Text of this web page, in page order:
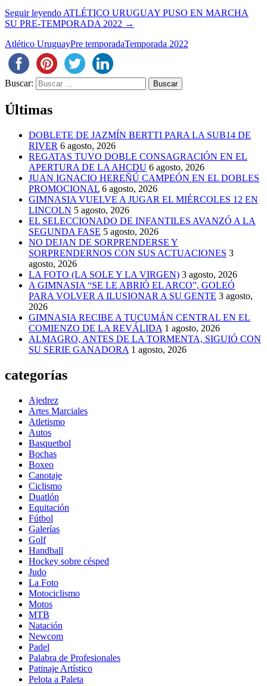
Seguir leyendo ATLÉTICO URUGUAY PUSO EN MARCHA
SU PRE-TEMPORADA 2022 →
Atlético UruguayPre temporadaTemporada 2022
Buscar:
Últimas
DOBLETE DE JAZMÍN BERTTI PARA LA SUB14 DE
RIVER 6 agosto, 2026
REGATAS TUVO DOBLE CONSAGRACIÓN EN EL
APERTURA DE LA AHCDU 6 agosto, 2026
JUAN IGNACIO HEREÑÚ CAMPEÓN EN EL DOBLES
PROMOCIONAL 6 agosto, 2026
GIMNASIA VUELVE A JUGAR EL MIÉRCOLES 12 EN
LINCOLN 5 agosto, 2026
EL SELECCIONADO DE INFANTILES AVANZÓ A LA
SEGUNDA FASE 5 agosto, 2026
NO DEJAN DE SORPRENDERSE Y
SORPRENDERNOS CON SUS ACTUACIONES 3
agosto, 2026
LA FOTO (LA SOLE Y LA VIRGEN) 3 agosto, 2026
A GIMNASIA “SE LE ABRIÓ EL ARCO”, GOLEÓ
PARA VOLVER A ILUSIONAR A SU GENTE 3 agosto,
2026
GIMNASIA RECIBE A TUCUMÁN CENTRAL EN EL
COMIENZO DE LA REVÁLIDA 1 agosto, 2026
ALMAGRO, ANTES DE LA TORMENTA, SIGUIÓ CON
SU SERIE GANADORA 1 agosto, 2026
categorías
Ajedrez
Artes Marciales
Atletismo
Autos
Basquetbol
Bochas
Boxeo
Canotaje
Ciclismo
Duatlón
Equitación
Fútbol
Galerías
Golf
Handball
Hockey sobre césped
Judo
La Foto
Motociclismo
Motos
MTB
Natación
Newcom
Padel
Palabra de Profesionales
Patinaje Artístico
Pelota a Paleta